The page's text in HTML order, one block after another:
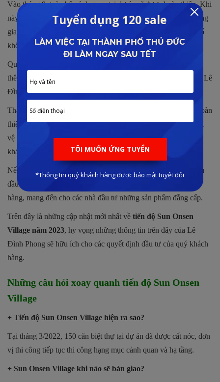
Vào tháng 9, toàn bộ cảnh quan tại dự án sẽ được hoàn thiện. Khi
này, cây xanh sẽ cùng kết hợp với mặt nước trở thành một không
gian sống cực kỳ trong lành và mát mẻ, đây được xem là yếu tố
không thể thiếu tại các dự án nghỉ dưỡng cao cấp hiện nay.
Quý khách hàng quan tâm đến giá bán của dự án? Muốn biết
thêm vị trí và tiềm năng? Đánh giá và phân tích bởi chuyên gia Lê
Đình Phong, xem nhanh tại đây:SUN ONSEN VILLAGE
Tháng 4/2022 hệ thống nội thất tại dự án sẽ được chủ đầu tư hoàn
thiện toàn bộ từ phòng khách, nhà bếp, phòng ngủ cho đến nhà
vệ sinh với những trang thiết bị hiện đại nhất để phục vụ cho
khách hàng.
Nếu dự án được hoàn thiện đúng tiến độ, vào tháng 6/2022 chủ
đầu tư đã bàn giao toàn bộ Sun Onsen Village đến tay khách
hàng, mang đến cho các nhà đầu tư những sản phẩm đẳng cấp.
Trên đây là những cập nhật mới nhất về tiến độ Sun Onsen
Village năm 2023, hy vọng những thông tin trên đây của Lê
Đình Phong sẽ hữu ích cho các quyết định đầu tư của quý khách
hàng.
Những câu hỏi xoay quanh tiến độ Sun Onsen
Village
+ Tiến độ Sun Onsen Village hiện ra sao?
Tại tháng 3/2022, 150 căn biệt thự tại dự án đã được cất nóc, đơn
vị thi công tiếp tục thi công hạng mục cảnh quan và hạ tầng.
+ Sun Onsen Village khi nào sẽ bàn giao?